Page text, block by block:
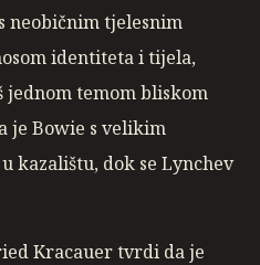
neobičnim tjelesnim
identiteta i tijela,
jednom temom bliskom
je Bowie s velikim
kazalištu, dok se Lynchev
Kracauer tvrdi da je